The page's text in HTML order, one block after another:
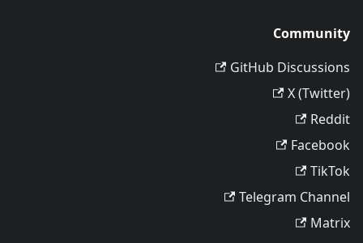
Community
GitHub Discussions
X (Twitter)
Reddit
Facebook
TikTok
Telegram Channel
Matrix